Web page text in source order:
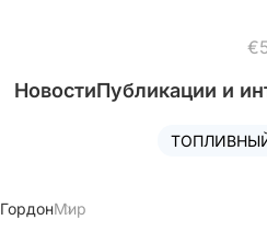
НовостиПубликации и
ГордонМир